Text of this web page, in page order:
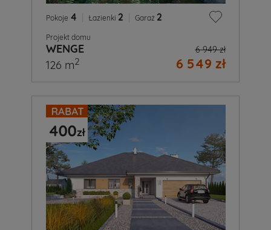
Pokoje 4 Łazienki 2 Garaż 2
Projekt domu
WENGE 6 949 zł
6 549 zł
126 m2